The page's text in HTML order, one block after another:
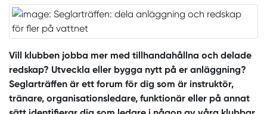
Vill klubben jobba mer med tillhandahållna och delade
redskap? Utveckla eller bygga nytt på er anläggning?
Seglarträffen är ett forum för dig som är instruktör,
tränare, organisationsledare, funktionär eller på annat